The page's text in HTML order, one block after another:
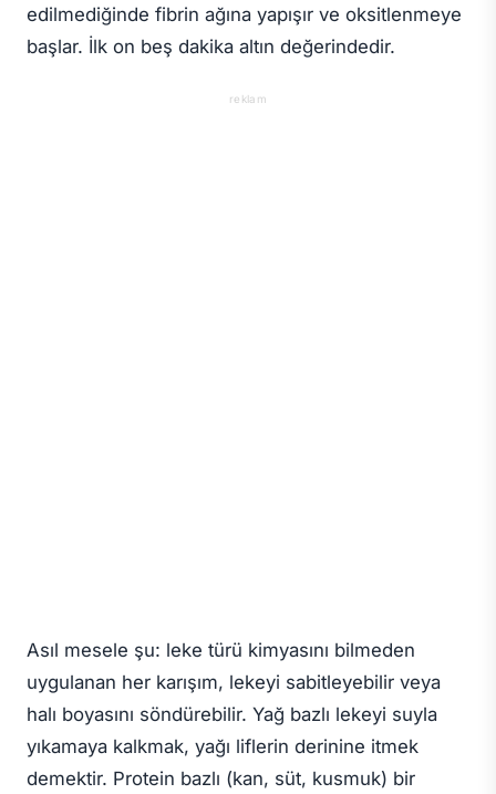
edilmediğinde fibrin ağına yapışır ve oksitlenmeye
başlar. İlk on beş dakika altın değerindedir.
reklam
Asıl mesele şu: leke türü kimyasını bilmeden
uygulanan her karışım, lekeyi sabitleyebilir veya
halı boyasını söndürebilir. Yağ bazlı lekeyi suyla
yıkamaya kalkmak, yağı liflerin derinine itmek
demektir. Protein bazlı (kan, süt, kusmuk) bir